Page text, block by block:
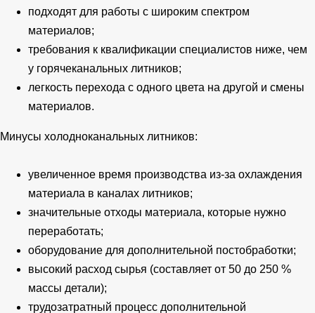
подходят для работы с широким спектром
материалов;
требования к квалификации специалистов ниже, чем
у горячеканальных литников;
легкость перехода с одного цвета на другой и смены
материалов.
Минусы холодноканальных литников:
увеличенное время производства из-за охлаждения
материала в каналах литников;
значительные отходы материала, которые нужно
переработать;
оборудование для дополнительной постобработки;
высокий расход сырья (составляет от 50 до 250 %
массы детали);
трудозатратный процесс дополнительной